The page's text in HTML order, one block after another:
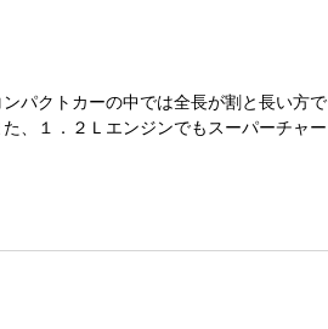
パクトカーの中では全長が割と長い方
、１．２Ｌエンジンでもスーパーチャー